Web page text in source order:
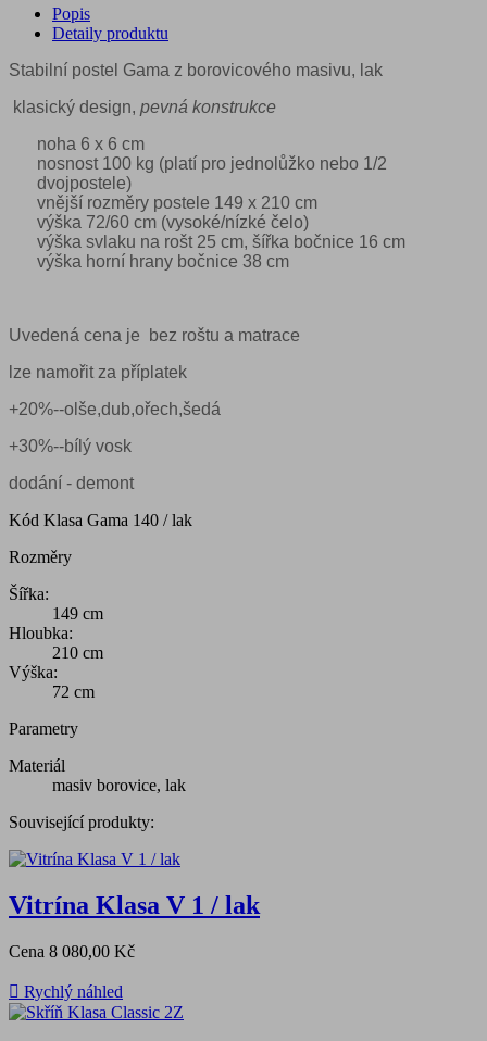
Popis
Detaily produktu
Stabilní postel Gama z borovicového masivu, lak
klasický design, pevná konstrukce
noha 6 x 6 cm
nosnost 100 kg (platí pro jednolůžko nebo 1/2
dvojpostele)
vnější rozměry postele 149 x 210 cm
výška 72/60 cm (vysoké/nízké čelo)
výška svlaku na rošt 25 cm, šířka bočnice 16 cm
výška horní hrany bočnice 38 cm
Uvedená cena je bez roštu a matrace
lze namořit za příplatek
+20%--olše,dub,ořech,šedá
+30%--bílý vosk
dodání - demont
Kód Klasa Gama 140 / lak
Rozměry
Šířka:
149 cm
Hloubka:
210 cm
Výška:
72 cm
Parametry
Materiál
masiv borovice, lak
Související produkty:
Vitrína Klasa V 1 / lak
Cena 8 080,00 Kč
 Rychlý náhled